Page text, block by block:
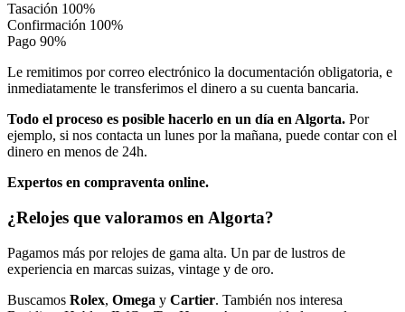
Tasación 100%
Confirmación 100%
Pago 90%
Le remitimos por correo electrónico la documentación obligatoria, e
inmediatamente le transferimos el dinero a su cuenta bancaria.
Todo el proceso es posible hacerlo en un día en Algorta. Por
ejemplo, si nos contacta un lunes por la mañana, puede contar con el
dinero en menos de 24h.
Expertos en compraventa online.
¿Relojes que valoramos en Algorta?
Pagamos más por relojes de gama alta. Un par de lustros de
experiencia en marcas suizas, vintage y de oro.
Buscamos Rolex, Omega y Cartier. También nos interesa